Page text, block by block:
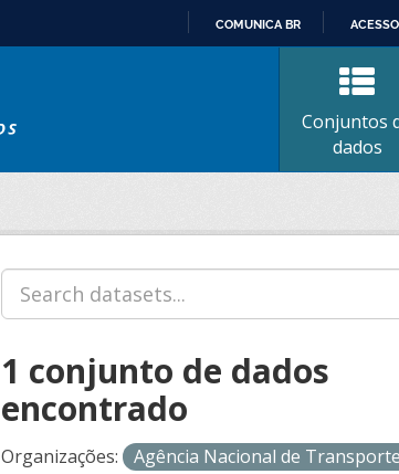
CONTEÚDO
COMUNICA BR
Conjuntos
dados
1 conjunto de dados
encontrado
Organizações: Agência Nacional de